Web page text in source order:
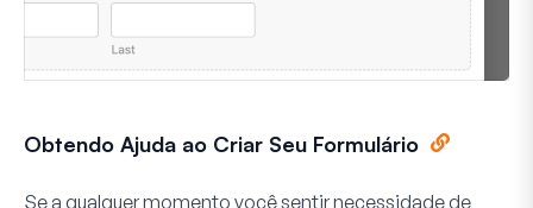
Obtendo Ajuda ao Criar Seu Formulário
Se a qualquer momento você sentir necessidade de